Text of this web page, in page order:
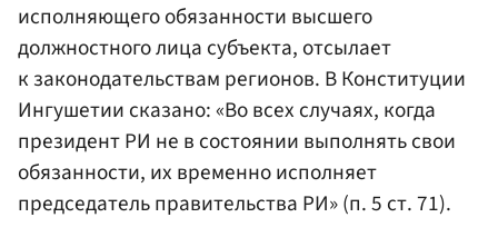
исполняющего обязанности высшего
должностного лица субъекта, отсылает
к законодательствам регионов. В Конституции
Ингушетии сказано: «Во всех случаях, когда
президент РИ не в состоянии выполнять свои
обязанности, их временно исполняет
председатель правительства РИ» (п. 5 ст. 71).